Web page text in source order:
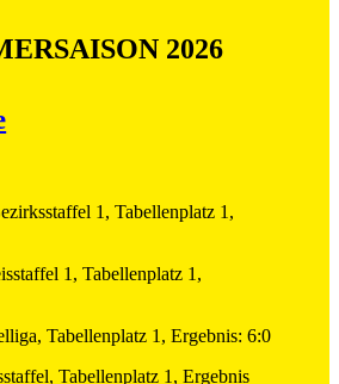
2026
1, Tabellenplatz 1,
1, Tabellenplatz 1,
Tabellenplatz 1, Ergebnis: 6:0
Tabellenplatz 1, Ergebnis